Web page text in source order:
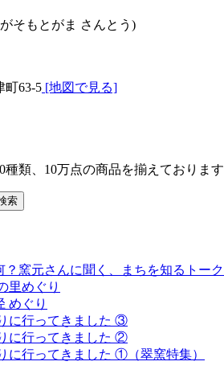
そもとがま さんとう)
町63-5 [地図で見る]
種類、10万点の商品を揃えておりま
？窯元さんに聞く、まちを知るトー
里めぐり
めぐり
に行ってきました ③
に行ってきました ②
に行ってきました ①（翠窯特集）